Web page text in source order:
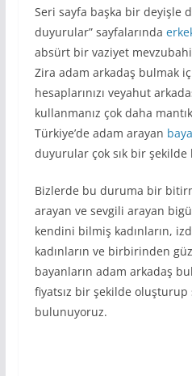
Seri sayfa başka bir deyişle
duyurular” sayfalarında
absürt bir vaziyet
Zira adam arkadaş bulmak
hesaplarınızı veyahut
kullanmanız çok daha
Türkiye’de adam arayan
duyurular çok sık bir şekilde
Bizlerde bu duruma bir
arayan ve sevgili arayan
kendini bilmiş kadınların,
kadınların ve birbirinden
bayanların adam arkadaş
fiyatsız bir şekilde
bulunuyoruz.